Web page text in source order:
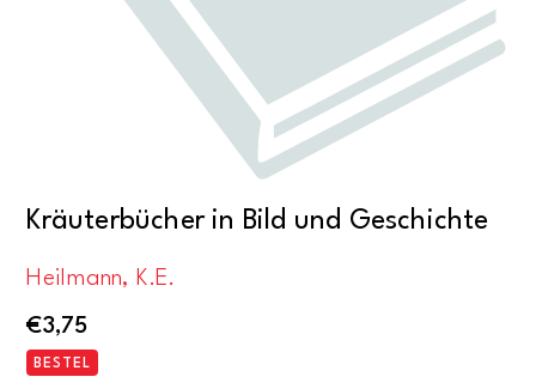
Kräuterbücher in Bild und Geschichte
Heilmann, K.E.
€3,75
BESTEL